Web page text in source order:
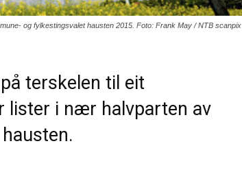
og fylkestingsvalet hausten 2015. Foto: Frank May / NTB scanpix
terskelen til eit
lister i nær halvparten av